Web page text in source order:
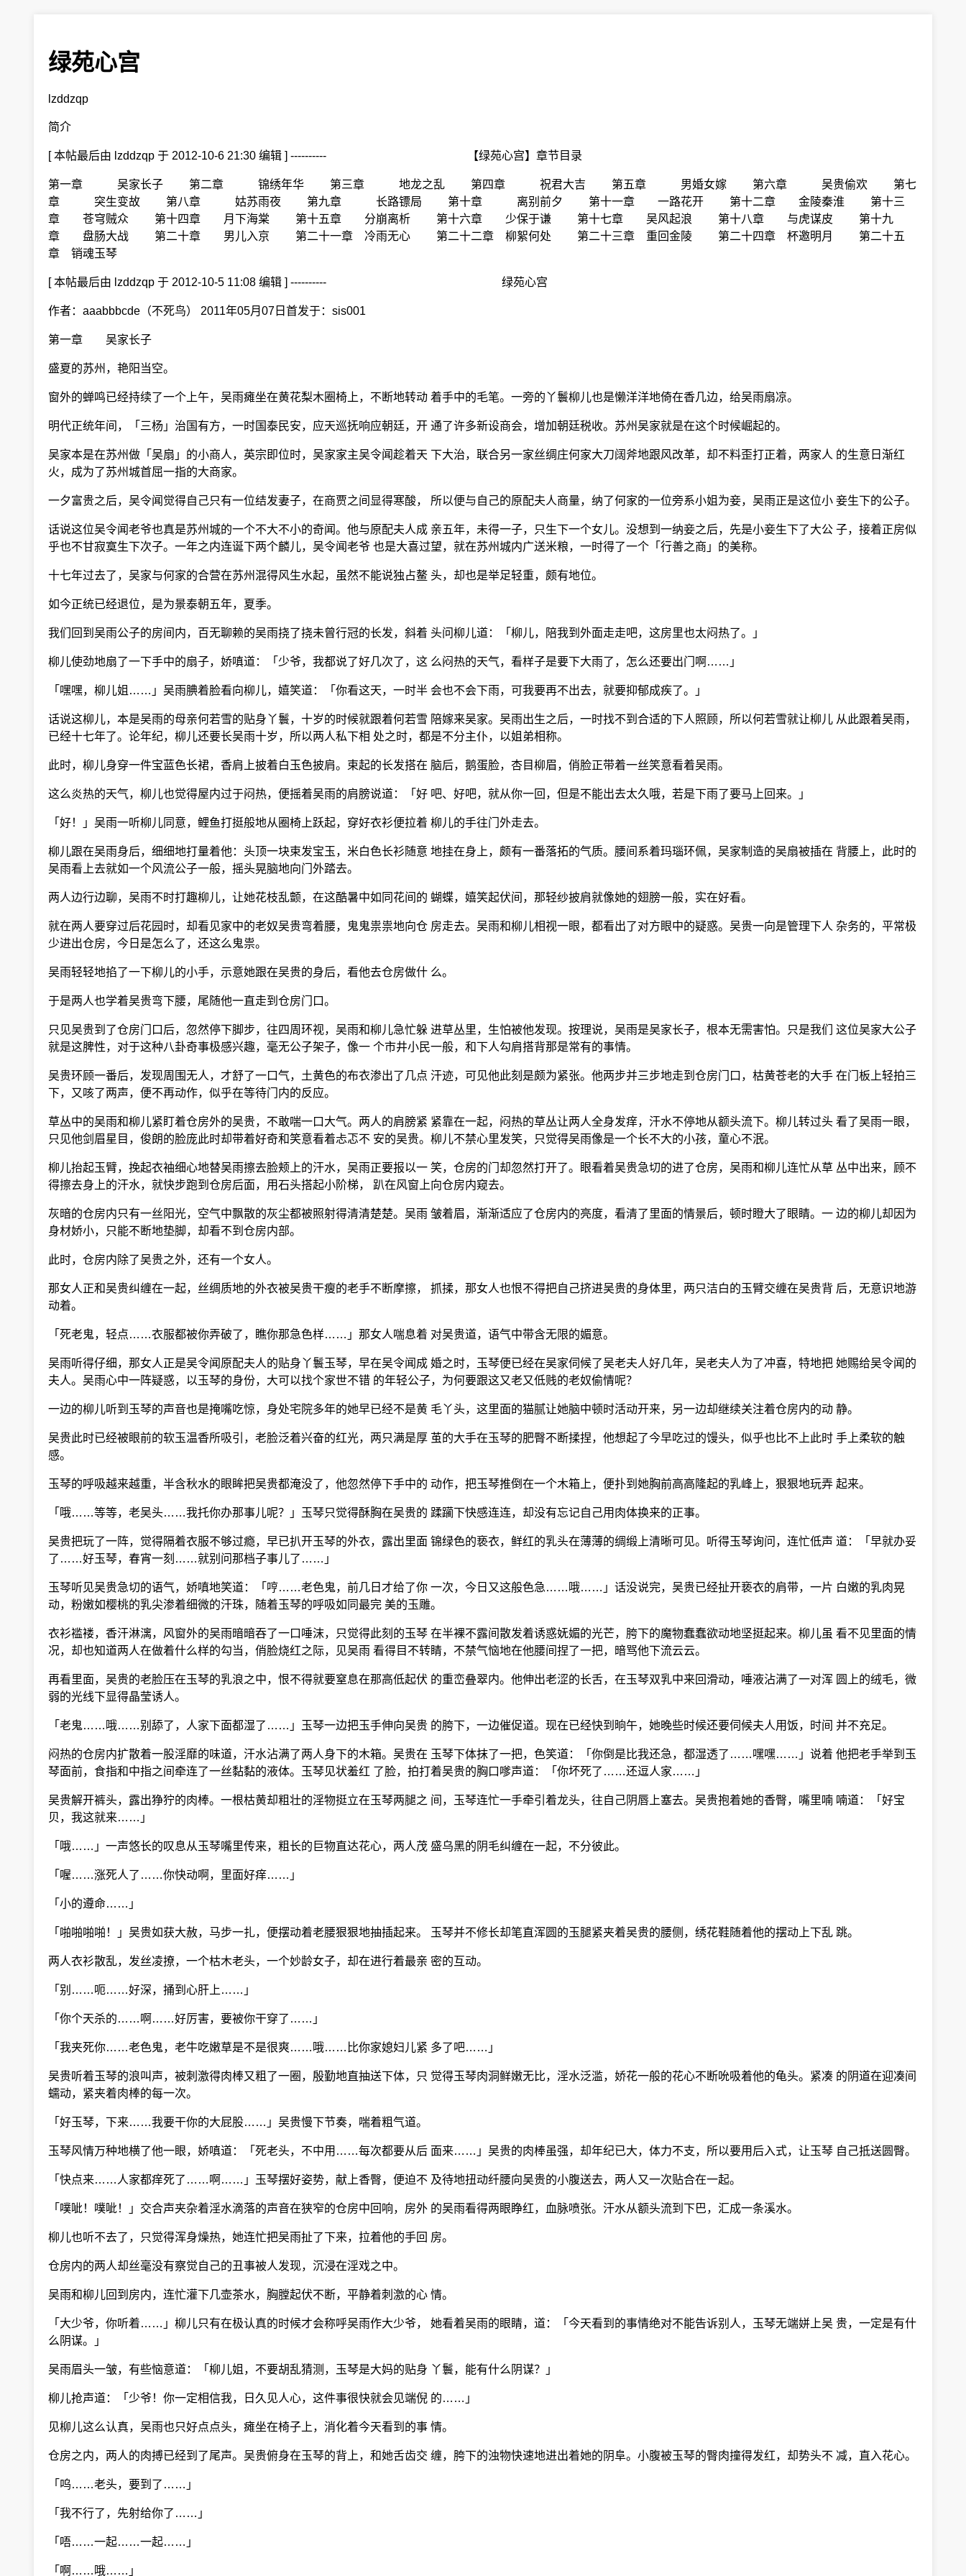
绿苑心宫
lzddzqp
简介
[ 本帖最后由 lzddzqp 于 2012-10-6 21:30 编辑 ] ---------- 【绿苑心宫】章节目录
第一章 吴家长子 第二章 锦绣年华 第三章 地龙之乱 第四章 祝君大吉 第五章 男婚女嫁 第六章 吴贵偷欢 第七
章 突生变故 第八章 姑苏雨夜 第九章 长路镖局 第十章 离别前夕 第十一章 一路花开 第十二章 金陵秦淮 第十三
章 苍穹贼众 第十四章 月下海棠 第十五章 分崩离析 第十六章 少保于谦 第十七章 吴风起浪 第十八章 与虎谋皮 第十九
章 盘肠大战 第二十章 男儿入京 第二十一章 冷雨无心 第二十二章 柳絮何处 第二十三章 重回金陵 第二十四章 杯邀明月 第二十五
章 销魂玉琴
[ 本帖最后由 lzddzqp 于 2012-10-5 11:08 编辑 ] ---------- 绿苑心宫
作者：aaabbbcde（不死鸟） 2011年05月07日首发于：sis001
第一章 吴家长子
盛夏的苏州，艳阳当空。
窗外的蝉鸣已经持续了一个上午，吴雨瘫坐在黄花梨木圈椅上，不断地转动 着手中的毛笔。一旁的丫鬟柳儿也是懒洋洋地倚在香几边，给吴雨扇凉。
明代正统年间，「三杨」治国有方，一时国泰民安，应天巡抚响应朝廷，开 通了许多新设商会，增加朝廷税收。苏州吴家就是在这个时候崛起的。
吴家本是在苏州做「吴扇」的小商人，英宗即位时，吴家家主吴令闻趁着天 下大治，联合另一家丝绸庄何家大刀阔斧地跟风改革，却不料歪打正着，两家人 的生意日渐红
火，成为了苏州城首屈一指的大商家。
一夕富贵之后，吴令闻觉得自己只有一位结发妻子，在商贾之间显得寒酸， 所以便与自己的原配夫人商量，纳了何家的一位旁系小姐为妾，吴雨正是这位小 妾生下的公子。
话说这位吴令闻老爷也真是苏州城的一个不大不小的奇闻。他与原配夫人成 亲五年，未得一子，只生下一个女儿。没想到一纳妾之后，先是小妾生下了大公 子，接着正房似
乎也不甘寂寞生下次子。一年之内连诞下两个麟儿，吴令闻老爷 也是大喜过望，就在苏州城内广送米粮，一时得了一个「行善之商」的美称。
十七年过去了，吴家与何家的合营在苏州混得风生水起，虽然不能说独占鳌 头，却也是举足轻重，颇有地位。
如今正统已经退位，是为景泰朝五年，夏季。
我们回到吴雨公子的房间内，百无聊赖的吴雨挠了挠未曾行冠的长发，斜着 头问柳儿道：「柳儿，陪我到外面走走吧，这房里也太闷热了。」
柳儿使劲地扇了一下手中的扇子，娇嗔道：「少爷，我都说了好几次了，这 么闷热的天气，看样子是要下大雨了，怎么还要出门啊……」
「嘿嘿，柳儿姐……」吴雨腆着脸看向柳儿，嬉笑道：「你看这天，一时半 会也不会下雨，可我要再不出去，就要抑郁成疾了。」
话说这柳儿，本是吴雨的母亲何若雪的贴身丫鬟，十岁的时候就跟着何若雪 陪嫁来吴家。吴雨出生之后，一时找不到合适的下人照顾，所以何若雪就让柳儿 从此跟着吴雨，
已经十七年了。论年纪，柳儿还要长吴雨十岁，所以两人私下相 处之时，都是不分主仆，以姐弟相称。
此时，柳儿身穿一件宝蓝色长裙，香肩上披着白玉色披肩。束起的长发搭在 脑后，鹅蛋脸，杏目柳眉，俏脸正带着一丝笑意看着吴雨。
这么炎热的天气，柳儿也觉得屋内过于闷热，便摇着吴雨的肩膀说道：「好 吧、好吧，就从你一回，但是不能出去太久哦，若是下雨了要马上回来。」
「好！」吴雨一听柳儿同意，鲤鱼打挺般地从圈椅上跃起，穿好衣衫便拉着 柳儿的手往门外走去。
柳儿跟在吴雨身后，细细地打量着他：头顶一块束发宝玉，米白色长衫随意 地挂在身上，颇有一番落拓的气质。腰间系着玛瑙环佩，吴家制造的吴扇被插在 背腰上，此时的
吴雨看上去就如一个风流公子一般，摇头晃脑地向门外踏去。
两人边行边聊，吴雨不时打趣柳儿，让她花枝乱颤，在这酷暑中如同花间的 蝴蝶，嬉笑起伏间，那轻纱披肩就像她的翅膀一般，实在好看。
就在两人要穿过后花园时，却看见家中的老奴吴贵弯着腰，鬼鬼祟祟地向仓 房走去。吴雨和柳儿相视一眼，都看出了对方眼中的疑惑。吴贵一向是管理下人 杂务的，平常极
少进出仓房，今日是怎么了，还这么鬼祟。
吴雨轻轻地掐了一下柳儿的小手，示意她跟在吴贵的身后，看他去仓房做什 么。
于是两人也学着吴贵弯下腰，尾随他一直走到仓房门口。
只见吴贵到了仓房门口后，忽然停下脚步，往四周环视，吴雨和柳儿急忙躲 进草丛里，生怕被他发现。按理说，吴雨是吴家长子，根本无需害怕。只是我们 这位吴家大公子
就是这脾性，对于这种八卦奇事极感兴趣，毫无公子架子，像一 个市井小民一般，和下人勾肩搭背那是常有的事情。
吴贵环顾一番后，发现周围无人，才舒了一口气，土黄色的布衣渗出了几点 汗迹，可见他此刻是颇为紧张。他两步并三步地走到仓房门口，枯黄苍老的大手 在门板上轻拍三
下，又咳了两声，便不再动作，似乎在等待门内的反应。
草丛中的吴雨和柳儿紧盯着仓房外的吴贵，不敢喘一口大气。两人的肩膀紧 紧靠在一起，闷热的草丛让两人全身发痒，汗水不停地从额头流下。柳儿转过头 看了吴雨一眼，
只见他剑眉星目，俊朗的脸庞此时却带着好奇和笑意看着忐忑不 安的吴贵。柳儿不禁心里发笑，只觉得吴雨像是一个长不大的小孩，童心不泯。
柳儿抬起玉臂，挽起衣袖细心地替吴雨擦去脸颊上的汗水，吴雨正要报以一 笑，仓房的门却忽然打开了。眼看着吴贵急切的进了仓房，吴雨和柳儿连忙从草 丛中出来，顾不
得擦去身上的汗水，就快步跑到仓房后面，用石头搭起小阶梯， 趴在风窗上向仓房内窥去。
灰暗的仓房内只有一丝阳光，空气中飘散的灰尘都被照射得清清楚楚。吴雨 皱着眉，渐渐适应了仓房内的亮度，看清了里面的情景后，顿时瞪大了眼睛。一 边的柳儿却因为
身材娇小，只能不断地垫脚，却看不到仓房内部。
此时，仓房内除了吴贵之外，还有一个女人。
那女人正和吴贵纠缠在一起，丝绸质地的外衣被吴贵干瘦的老手不断摩擦， 抓揉，那女人也恨不得把自己挤进吴贵的身体里，两只洁白的玉臂交缠在吴贵背 后，无意识地游
动着。
「死老鬼，轻点……衣服都被你弄破了，瞧你那急色样……」那女人喘息着 对吴贵道，语气中带含无限的媚意。
吴雨听得仔细，那女人正是吴令闻原配夫人的贴身丫鬟玉琴，早在吴令闻成 婚之时，玉琴便已经在吴家伺候了吴老夫人好几年，吴老夫人为了冲喜，特地把 她赐给吴令闻的
夫人。吴雨心中一阵疑惑，以玉琴的身份，大可以找个家世不错 的年轻公子，为何要跟这又老又低贱的老奴偷情呢？
一边的柳儿听到玉琴的声音也是掩嘴吃惊，身处宅院多年的她早已经不是黄 毛丫头，这里面的猫腻让她脑中顿时活动开来，另一边却继续关注着仓房内的动 静。
吴贵此时已经被眼前的软玉温香所吸引，老脸泛着兴奋的红光，两只满是厚 茧的大手在玉琴的肥臀不断揉捏，他想起了今早吃过的馒头，似乎也比不上此时 手上柔软的触
感。
玉琴的呼吸越来越重，半含秋水的眼眸把吴贵都淹没了，他忽然停下手中的 动作，把玉琴推倒在一个木箱上，便扑到她胸前高高隆起的乳峰上，狠狠地玩弄 起来。
「哦……等等，老吴头……我托你办那事儿呢？」玉琴只觉得酥胸在吴贵的 蹂躏下快感连连，却没有忘记自己用肉体换来的正事。
吴贵把玩了一阵，觉得隔着衣服不够过瘾，早已扒开玉琴的外衣，露出里面 锦绿色的亵衣，鲜红的乳头在薄薄的绸缎上清晰可见。听得玉琴询问，连忙低声 道：「早就办妥
了……好玉琴，春宵一刻……就别问那档子事儿了……」
玉琴听见吴贵急切的语气，娇嗔地笑道：「哼……老色鬼，前几日才给了你 一次，今日又这般色急……哦……」话没说完，吴贵已经扯开亵衣的肩带，一片 白嫩的乳肉晃
动，粉嫩如樱桃的乳尖渗着细微的汗珠，随着玉琴的呼吸如同最完 美的玉雕。
衣衫褴褛，香汗淋漓，风窗外的吴雨暗暗吞了一口唾沫，只觉得此刻的玉琴 在半裸不露间散发着诱惑妩媚的光芒，胯下的魔物蠢蠢欲动地坚挺起来。柳儿虽 看不见里面的情
况，却也知道两人在做着什么样的勾当，俏脸烧红之际，见吴雨 看得目不转睛，不禁气恼地在他腰间捏了一把，暗骂他下流云云。
再看里面，吴贵的老脸压在玉琴的乳浪之中，恨不得就要窒息在那高低起伏 的重峦叠翠内。他伸出老涩的长舌，在玉琴双乳中来回滑动，唾液沾满了一对浑 圆上的绒毛，微
弱的光线下显得晶莹诱人。
「老鬼……哦……别舔了，人家下面都湿了……」玉琴一边把玉手伸向吴贵 的胯下，一边催促道。现在已经快到晌午，她晚些时候还要伺候夫人用饭，时间 并不充足。
闷热的仓房内扩散着一股淫靡的味道，汗水沾满了两人身下的木箱。吴贵在 玉琴下体抹了一把，色笑道：「你倒是比我还急，都湿透了……嘿嘿……」说着 他把老手举到玉
琴面前，食指和中指之间牵连了一丝黏黏的液体。玉琴见状羞红 了脸，拍打着吴贵的胸口嗲声道：「你坏死了……还逗人家……」
吴贵解开裤头，露出狰狞的肉棒。一根枯黄却粗壮的淫物挺立在玉琴两腿之 间，玉琴连忙一手牵引着龙头，往自己阴唇上塞去。吴贵抱着她的香臀，嘴里喃 喃道：「好宝
贝，我这就来……」
「哦……」一声悠长的叹息从玉琴嘴里传来，粗长的巨物直达花心，两人茂 盛乌黑的阴毛纠缠在一起，不分彼此。
「喔……涨死人了……你快动啊，里面好痒……」
「小的遵命……」
「啪啪啪啪！」吴贵如获大赦，马步一扎，便摆动着老腰狠狠地抽插起来。 玉琴并不修长却笔直浑圆的玉腿紧夹着吴贵的腰侧，绣花鞋随着他的摆动上下乱 跳。
两人衣衫散乱，发丝凌撩，一个枯木老头，一个妙龄女子，却在进行着最亲 密的互动。
「别……呃……好深，捅到心肝上……」
「你个天杀的……啊……好厉害，要被你干穿了……」
「我夹死你……老色鬼，老牛吃嫩草是不是很爽……哦……比你家媳妇儿紧 多了吧……」
吴贵听着玉琴的浪叫声，被刺激得肉棒又粗了一圈，殷勤地直抽送下体，只 觉得玉琴肉洞鲜嫩无比，淫水泛滥，娇花一般的花心不断吮吸着他的龟头。紧凑 的阴道在迎凑间
蠕动，紧夹着肉棒的每一次。
「好玉琴，下来……我要干你的大屁股……」吴贵慢下节奏，喘着粗气道。
玉琴风情万种地横了他一眼，娇嗔道：「死老头，不中用……每次都要从后 面来……」吴贵的肉棒虽强，却年纪已大，体力不支，所以要用后入式，让玉琴 自己抵送圆臀。
「快点来……人家都痒死了……啊……」玉琴摆好姿势，献上香臀，便迫不 及待地扭动纤腰向吴贵的小腹送去，两人又一次贴合在一起。
「噗呲！噗呲！」交合声夹杂着淫水滴落的声音在狭窄的仓房中回响，房外 的吴雨看得两眼睁红，血脉喷张。汗水从额头流到下巴，汇成一条溪水。
柳儿也听不去了，只觉得浑身燥热，她连忙把吴雨扯了下来，拉着他的手回 房。
仓房内的两人却丝毫没有察觉自己的丑事被人发现，沉浸在淫戏之中。
吴雨和柳儿回到房内，连忙灌下几壶茶水，胸膛起伏不断，平静着刺激的心 情。
「大少爷，你听着……」柳儿只有在极认真的时候才会称呼吴雨作大少爷， 她看着吴雨的眼睛，道：「今天看到的事情绝对不能告诉别人，玉琴无端姘上吴 贵，一定是有什
么阴谋。」
吴雨眉头一皱，有些恼意道：「柳儿姐，不要胡乱猜测，玉琴是大妈的贴身 丫鬟，能有什么阴谋？」
柳儿抢声道：「少爷！你一定相信我，日久见人心，这件事很快就会见端倪 的……」
见柳儿这么认真，吴雨也只好点点头，瘫坐在椅子上，消化着今天看到的事 情。
仓房之内，两人的肉搏已经到了尾声。吴贵俯身在玉琴的背上，和她舌齿交 缠，胯下的浊物快速地进出着她的阴阜。小腹被玉琴的臀肉撞得发红，却势头不 减，直入花心。
「呜……老头，要到了……」
「我不行了，先射给你了……」
「唔……一起……一起……」
「啊……哦……」